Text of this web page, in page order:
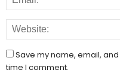
Save my name, email,
time I comment.